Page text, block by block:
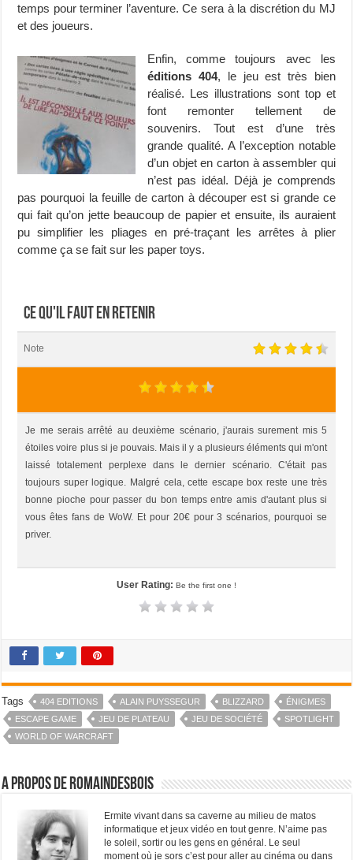
temps pour terminer l’aventure. Ce sera à la discrétion du MJ
et des joueurs.
Enfin, comme toujours avec les
éditions 404, le jeu est très bien
réalisé. Les illustrations sont top et
font remonter tellement de
souvenirs. Tout est d’une très
grande qualité. A l’exception notable
d’un objet en carton à assembler qui
n’est pas idéal. Déjà je comprends
pas pourquoi la feuille de carton à découper est si grande ce
qui fait qu’on jette beaucoup de papier et ensuite, ils auraient
pu simplifier les pliages en pré-traçant les arrêtes à plier
comme ça se fait sur les paper toys.
Ce qu'il faut en retenir
Note
Je me serais arrêté au deuxième scénario, j'aurais surement mis 5
étoiles voire plus si je pouvais. Mais il y a plusieurs éléments qui m'ont
laissé totalement perplexe dans le dernier scénario. C'était pas
toujours super logique. Malgré cela, cette escape box reste une très
bonne pioche pour passer du bon temps entre amis d'autant plus si
vous êtes fans de WoW. Et pour 20€ pour 3 scénarios, pourquoi se
priver.
User Rating: Be the first one !
Tags 404 EDITIONS ALAIN PUYSSEGUR BLIZZARD
ÉNIGMES
ESCAPE GAME
JEU DE PLATEAU JEU DE SOCIÉTÉ
SPOTLIGHT
WORLD OF WARCRAFT
A propos de RomainDesBois
Ermite vivant dans sa caverne au milieu de matos
informatique et jeux vidéo en tout genre. N’aime pas
le soleil, sortir ou les gens en général. Le seul
moment où je sors c’est pour aller au cinéma ou dans